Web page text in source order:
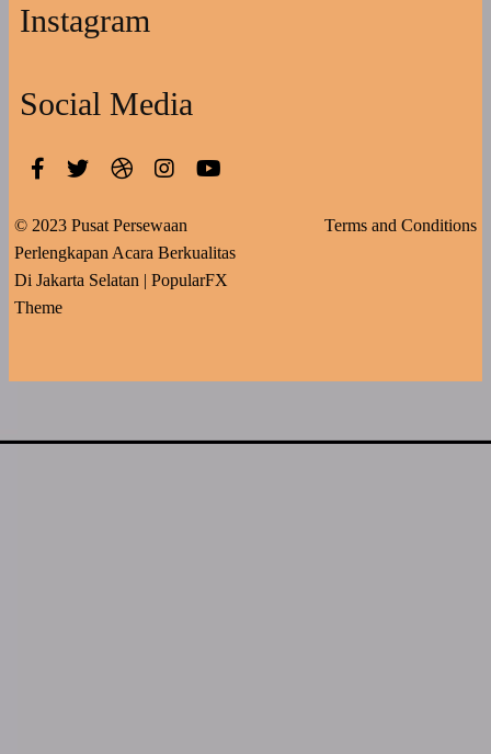
Instagram
Social Media
© 2023 Pusat Persewaan
Perlengkapan Acara Berkualitas
Di Jakarta Selatan | PopularFX
Theme
Terms and Conditions